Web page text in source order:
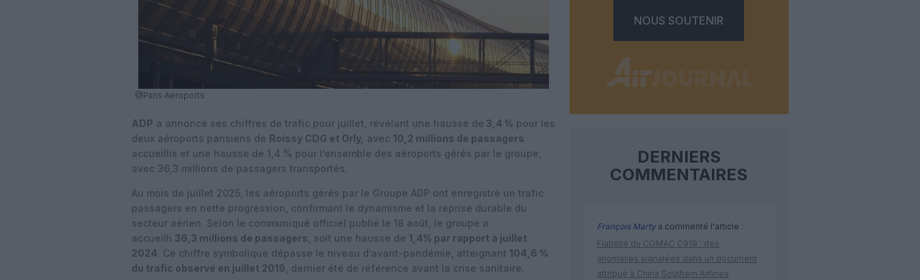
@Paris Aeroports
ADP a annoncé ses chiffres de trafic pour juillet, révélant une hausse de 3,4 % pour les
deux aéroports parisiens de Roissy CDG et Orly, avec 10,2 millions de passagers
accueillis et une hausse de 1,4 % pour l’ensemble des aéroports gérés par le groupe,
avec 36,3 millions de passagers transportés.
Au mois de juillet 2025, les aéroports gérés par le Groupe ADP ont enregistré un trafic
passagers en nette progression, confirmant le dynamisme et la reprise durable du
secteur aérien. Selon le communiqué officiel publié le 18 août, le groupe a
accueilli 36,3 millions de passagers , soit une hausse de 1,4% par rapport à juillet
2024. Ce chiffre symbolique dépasse le niveau d’avant-pandémie, atteignant 104,6 %
du trafic observé en juillet 2019 , dernier été de référence avant la crise sanitaire.
NOUS SOUTENIR
DERNIERS
COMMENTAIRES
François Martya commenté l'article :
Fiabilité du COMAC C919 : des
anomalies signalées dans un document
attribué à China Southern Airlines